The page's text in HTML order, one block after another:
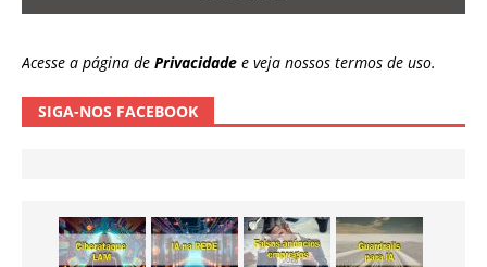
Acesse a página de Privacidade e veja nossos termos de uso.
SIGA-NOS FACEBOOK